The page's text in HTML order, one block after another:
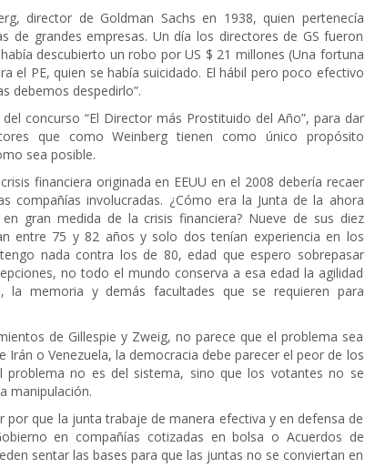
director de Goldman Sachs en 1938, quien pertenecía
de grandes empresas. Un día los directores de GS fueron
descubierto un robo por US $ 21 millones (Una fortuna
el PE, quien se había suicidado. El hábil pero poco efectivo
debemos despedirlo”.
concurso “El Director más Prostituido del Año”, para dar
que como Weinberg tienen como único propósito
sea posible.
financiera originada en EEUU en el 2008 debería recaer
compañías involucradas. ¿Cómo era la Junta de la ahora
gran medida de la crisis financiera? Nueve de sus diez
entre 75 y 82 años y solo dos tenían experiencia en los
nada contra los de 80, edad que espero sobrepasar
no todo el mundo conserva a esa edad la agilidad
la memoria y demás facultades que se requieren para
de Gillespie y Zweig, no parece que el problema sea
Irán o Venezuela, la democracia debe parecer el peor de los
problema no es del sistema, sino que los votantes no se
manipulación.
por que la junta trabaje de manera efectiva y en defensa de
en compañías cotizadas en bolsa o Acuerdos de
sentar las bases para que las juntas no se conviertan en